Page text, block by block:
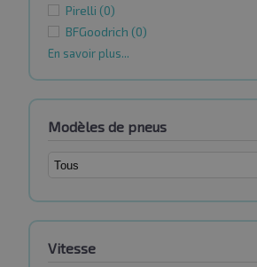
Pirelli (0)
BFGoodrich (0)
En savoir plus...
Modèles de pneus
Vitesse